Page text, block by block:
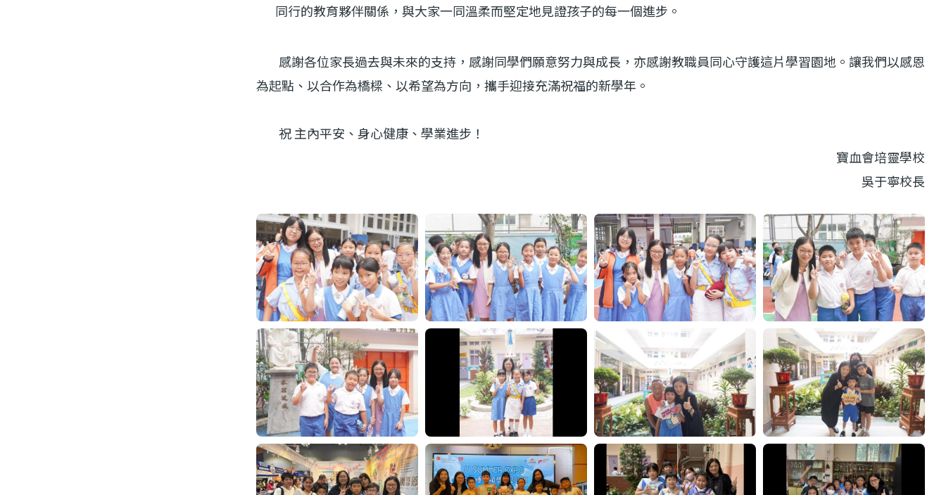
同行的教育夥伴關係，與大家一同溫柔而堅定地見證孩子的每一個進步。
感謝各位家長過去與未來的支持，感謝同學們願意努力與成長，亦感謝教職員同心守護這片學習園地。讓我們以感恩
為起點、以合作為橋樑、以希望為方向，攜手迎接充滿祝福的新學年。
祝 主內平安、身心健康、學業進步！
寶血會培靈學校
吳于寧校長